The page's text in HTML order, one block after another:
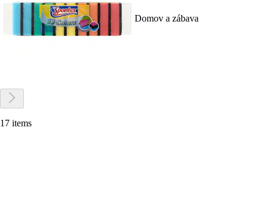
Domov a zábava
17 items